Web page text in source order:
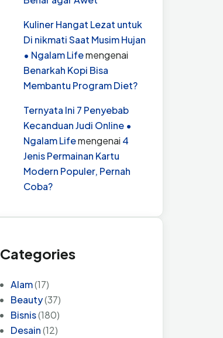
Kuliner Hangat Lezat untuk
Di nikmati Saat Musim Hujan
• Ngalam Lifemengenai
Benarkah Kopi Bisa
Membantu Program Diet?
Ternyata Ini 7 Penyebab
Kecanduan Judi Online •
Ngalam Lifemengenai 4
Jenis Permainan Kartu
Modern Populer, Pernah
Coba?
Categories
Alam(17)
Beauty(37)
Bisnis(180)
Desain(12)